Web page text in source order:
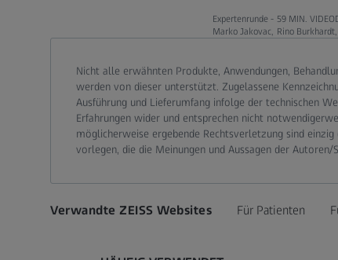
Expertenrunde - 59 MIN.
Marko Jakovac, Rino
Call contact at
Call contact on mobile at
Send contact a mail to
Nicht alle erwähnten Produkte, Anwendungen,
werden von dieser unterstützt. Zugelassene
Ausführung und Lieferumfang infolge der technischen
Erfahrungen wider und entsprechen nicht
möglicherweise ergebende Rechtsverletzung sind
vorlegen, die die Meinungen und Aussagen der
Verwandte ZEISS Websites Für Patienten